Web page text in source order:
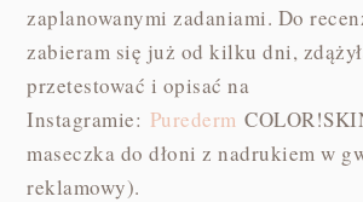
zaplanowanymi zadaniami. Do
zabieram się już od kilku dni,
przetestować i opisać na
Instagramie: Purederm
maseczka do dłoni z nadrukiem w
reklamowy).